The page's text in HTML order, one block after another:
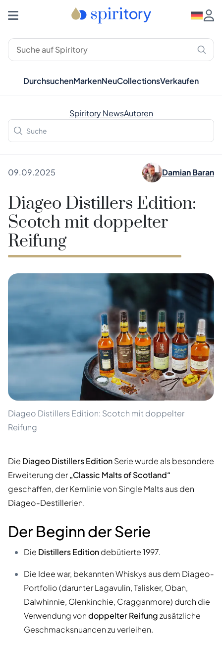
DurchsuchenMarkenNeuCollectionsVerkaufen
Spiritory NewsAutoren
09.09.2025 Damian Baran
Diageo Distillers Edition:
Scotch mit doppelter
Reifung
Diageo Distillers Edition: Scotch mit doppelter
Reifung
Die Diageo Distillers EditionSerie wurde als besondere
Erweiterung der„Classic Malts of Scotland“
geschaffen, der Kernlinie von Single Malts aus den
Diageo-Destillerien.
Der Beginn der Serie
Die Distillers Editiondebütierte 1997.
Die Idee war, bekannten Whiskys aus dem Diageo-
Portfolio (darunter Lagavulin, Talisker, Oban,
Dalwhinnie, Glenkinchie, Cragganmore) durch die
Verwendung vondoppelter Reifungzusätzliche
Geschmacksnuancen zu verleihen.